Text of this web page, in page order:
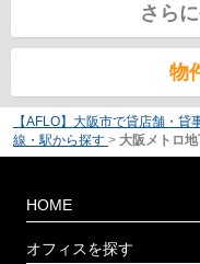
さら
物
【AFLO】大阪市で貸店舗・
線・駅から探す > 大阪メトロ
HOME
オフィスを探す